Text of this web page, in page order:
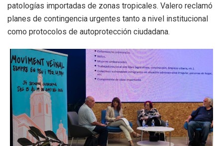
patologías importadas de zonas tropicales. Valero reclamó
planes de contingencia urgentes tanto a nivel institucional
como protocolos de autoprotección ciudadana.